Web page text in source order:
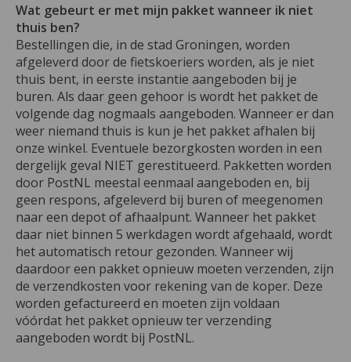
Wat gebeurt er met mijn pakket wanneer ik niet
thuis ben?
Bestellingen die, in de stad Groningen, worden
afgeleverd door de fietskoeriers worden, als je niet
thuis bent, in eerste instantie aangeboden bij je
buren. Als daar geen gehoor is wordt het pakket de
volgende dag nogmaals aangeboden. Wanneer er dan
weer niemand thuis is kun je het pakket afhalen bij
onze winkel. Eventuele bezorgkosten worden in een
dergelijk geval NIET gerestitueerd. Pakketten worden
door PostNL meestal eenmaal aangeboden en, bij
geen respons, afgeleverd bij buren of meegenomen
naar een depot of afhaalpunt. Wanneer het pakket
daar niet binnen 5 werkdagen wordt afgehaald, wordt
het automatisch retour gezonden. Wanneer wij
daardoor een pakket opnieuw moeten verzenden, zijn
de verzendkosten voor rekening van de koper. Deze
worden gefactureerd en moeten zijn voldaan
vóórdat het pakket opnieuw ter verzending
aangeboden wordt bij PostNL.